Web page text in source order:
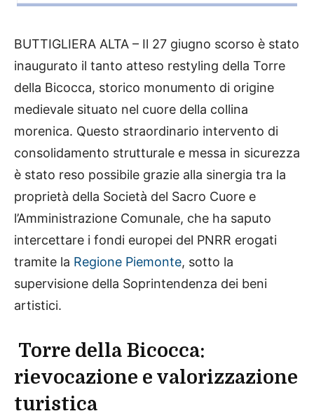
BUTTIGLIERA ALTA – Il 27 giugno scorso è stato
inaugurato il tanto atteso restyling della Torre
della Bicocca, storico monumento di origine
medievale situato nel cuore della collina
morenica. Questo straordinario intervento di
consolidamento strutturale e messa in sicurezza
è stato reso possibile grazie alla sinergia tra la
proprietà della Società del Sacro Cuore e
l’Amministrazione Comunale, che ha saputo
intercettare i fondi europei del PNRR erogati
tramite la Regione Piemonte, sotto la
supervisione della Soprintendenza dei beni
artistici.
Torre della Bicocca:
rievocazione e valorizzazione
turistica